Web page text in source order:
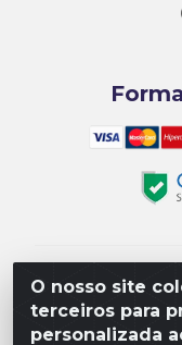
O nosso site
terceiros para
personalizada
Matriz R3
Goiás – Etapa
Goiânia/